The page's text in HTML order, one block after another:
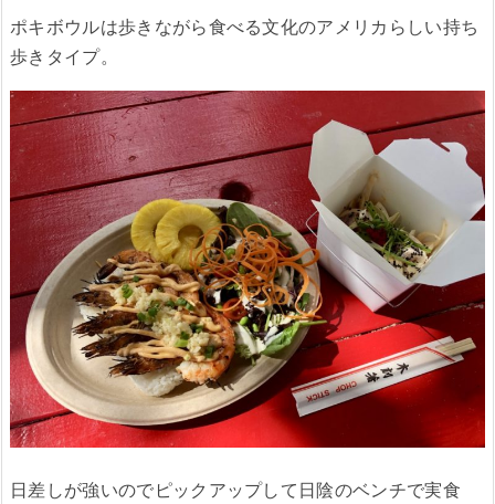
ポキボウルは歩きながら食べる文化のアメリカらしい持ち
歩きタイプ。
日差しが強いのでピックアップして日陰のベンチで実食